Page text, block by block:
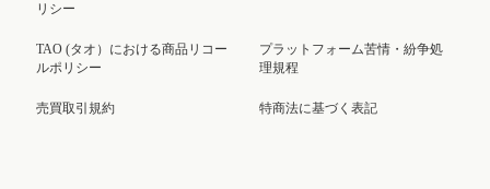
リシー
TAO (タオ）における商品リコー
ルポリシー
売買取引規約
プラットフォーム苦情・紛争処
理規程
特商法に基づく表記